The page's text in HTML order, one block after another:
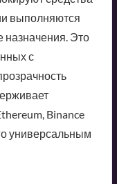
выполняются
назначения. Это
с
Binance
универсальным